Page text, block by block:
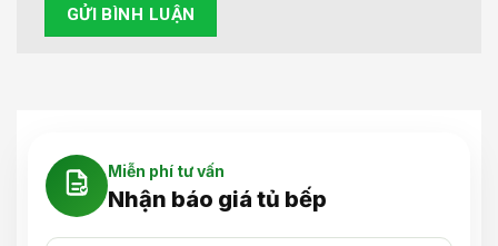
Miễn phí tư vấn
Nhận báo giá tủ bếp